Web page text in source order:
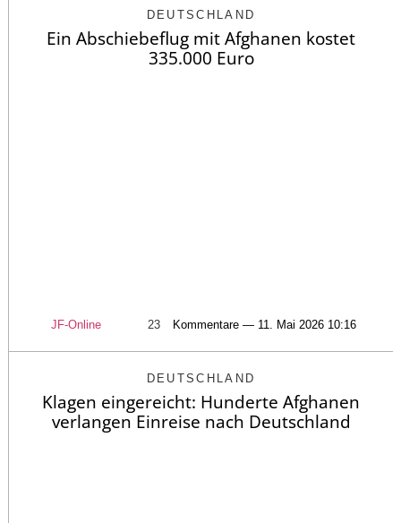
DEUTSCHLAND
Ein Abschiebeflug mit Afghanen kostet
335.000 Euro
JF-Online 23 Kommentare — 11. Mai 2026 10:16
DEUTSCHLAND
Klagen eingereicht: Hunderte Afghanen
verlangen Einreise nach Deutschland